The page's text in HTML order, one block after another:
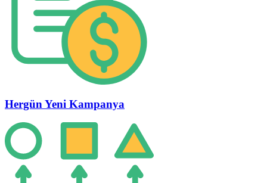
Hergün Yeni Kampanya